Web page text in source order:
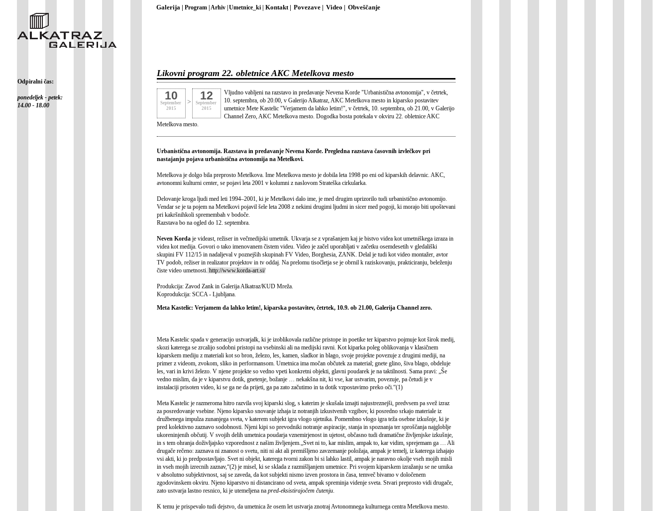
Galerija | Program |Arhiv |Umetnice_ki | Kontakt | Povezave | Video | Obveščanje
Odpiralni čas:
ponedeljek - petek:
14.00 - 18.00
Likovni program 22. obletnice AKC Metelkova mesto
10
September
2015
> 12
September
2015
Vljudno vabljeni na razstavo in predavanje Nevena Korde "Urbanistična avtonomija", v četrtek,
10. septembra, ob 20.00, v Galerijo Alkatraz, AKC Metelkova mesto in kiparsko postavitev
umetnice Mete Kastelic "Verjamem da lahko letim!", v četrtek, 10. septembra, ob 21.00, v Galerijo
Channel Zero, AKC Metelkova mesto. Dogodka bosta potekala v okviru 22. obletnice AKC
Metelkova mesto.
Urbanistična avtonomija. Razstava in predavanje Nevena Korde. Pregledna razstava časovnih izvlečkov pri
nastajanju pojava urbanistična avtonomija na Metelkovi.
Metelkova je dolgo bila preprosto Metelkova. Ime Metelkova mesto je dobila leta 1998 po eni od kiparskih delavnic. AKC,
avtonomni kulturni center, se pojavi leta 2001 v kolumni z naslovom Strateška cirkularka.
Delovanje kroga ljudi med leti 1994–2001, ki je Metelkovi dalo ime, je med drugim uprizorilo tudi urbanistično avtonomijo.
Vendar se je ta pojem na Metelkovi pojavil šele leta 2008 z nekimi drugimi ljudmi in sicer med pogoji, ki morajo biti upoštevani
pri kakršnihkoli spremembah v bodoče.
Razstava bo na ogled do 12. septembra.
Neven Korda je videast, režiser in večmedijski umetnik. Ukvarja se z vprašanjem kaj je bistvo videa kot umetniškega izraza in
videa kot medija. Govori o tako imenovanem čistem videu. Video je začel uporabljati v začetku osemdesetih v gledališki
skupini FV 112/15 in nadaljeval v poznejših skupinah FV Video, Borghesia, ZANK. Delal je tudi kot video montažer, avtor
TV podob, režiser in realizator projektov in tv oddaj. Na prelomu tisočletja se je obrnil k raziskovanju, prakticiranju, beleženju
čiste video umetnosti. http://www.korda-art.si/
Produkcija: Zavod Zank in Galerija Alkatraz/KUD Mreža.
Koprodukcija: SCCA - Ljubljana.
Meta Kastelic: Verjamem da lahko letim!, kiparska postavitev, četrtek, 10.9. ob 21.00, Galerija Channel zero.
Meta Kastelic spada v generacijo ustvarjalk, ki je izoblikovala različne pristope in poetike ter kiparstvo pojmuje kot širok medij,
skozi katerega se zrcalijo sodobni pristopi na vsebinski ali na medijski ravni. Kot kiparka poleg oblikovanja v klasičnem
kiparskem mediju z materiali kot so bron, železo, les, kamen, sladkor in blago, svoje projekte povezuje z drugimi mediji, na
primer z videom, zvokom, sliko in performansom. Umetnica ima močan občutek za material; gnete glino, šiva blago, obdeluje
les, vari in krivi železo. V njene projekte so vedno vpeti konkretni objekti, glavni poudarek je na taktilnosti. Sama pravi: „Še
vedno mislim, da je v kiparstvu dotik, gnetenje, božanje … nekakšna nit, ki vse, kar ustvarim, povezuje, pa četudi je v
instalaciji prisoten video, ki se ga ne da prijeti, ga pa zato začutimo in ta dotik vzpostavimo preko oči.“(1)
Meta Kastelic je razmeroma hitro razvila svoj kiparski slog, s katerim je skušala iznajti najustreznejši, predvsem pa svež izraz
za posredovanje vsebine. Njeno kiparsko snovanje izhaja iz notranjih izkustvenih vzgibov, ki posredno srkajo materiale iz
družbenega impulza zunanjega sveta, v katerem subjekt igra vlogo ujetnika. Pomembno vlogo igra teža osebne izkušnje, ki je
pred kolektivno zaznavo sodobnosti. Njeni kipi so prevodniki notranje aspiracije, stanja in spoznanja ter sproščanja najgloblje
ukoreninjenih občutij. V svojih delih umetnica poudarja vznemirjenost in ujetost, občasno tudi dramatične življenjske izkušnje,
in s tem ohranja doživljajsko vzporednost z našim življenjem.„Svet ni to, kar mislim, ampak to, kar vidim, sprejemam ga … Ali
drugače rečeno: zaznava ni znanost o svetu, niti ni akt ali premišljeno zavzemanje položaja, ampak je temelj, iz katerega izhajajo
vsi akti, ki jo predpostavljajo. Svet ni objekt, katerega tvorni zakon bi si lahko lastil, ampak je naravno okolje vseh mojih misli
in vseh mojih izrecnih zaznav,“(2) je misel, ki se sklada z razmišljanjem umetnice. Pri svojem kiparskem izražanju se ne umika
v absolutno subjektivnost, saj se zaveda, da kot subjekti nismo izven prostora in časa, temveč bivamo v določenem
zgodovinskem okviru. Njeno kiparstvo ni distancirano od sveta, ampak spreminja videnje sveta. Stvari preprosto vidi drugače,
zato ustvarja lastno resnico, ki je utemeljena na pred-eksistirajočem čutenju
K temu je prispevalo tudi dejstvo, da umetnica že osem let ustvarja znotraj Avtonomnega kulturnega centra Metelkova mesto.